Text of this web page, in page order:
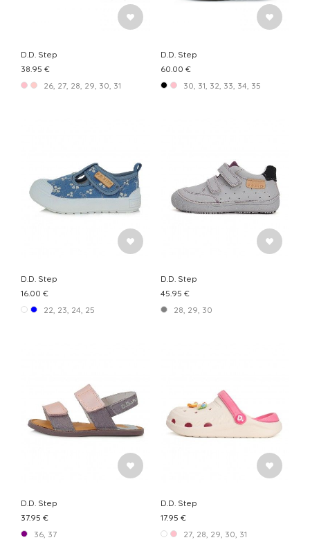
D.D. Step
38.95 €
26, 27, 28, 29, 30, 31
D.D. Step
60.00 €
30, 31, 32, 33, 34, 35
D.D. Step
16.00 €
22, 23, 24, 25
D.D. Step
45.95 €
28, 29, 30
D.D. Step
37.95 €
36, 37
D.D. Step
17.95 €
27, 28, 29, 30, 31